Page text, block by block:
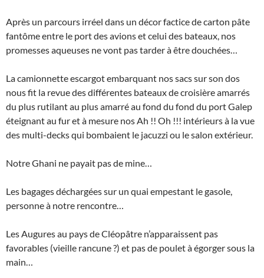
Après un parcours irréel dans un décor factice de carton pâte
fantôme entre le port des avions et celui des bateaux, nos
promesses aqueuses ne vont pas tarder à être douchées…
La camionnette escargot embarquant nos sacs sur son dos
nous fit la revue des différentes bateaux de croisière amarrés
du plus rutilant au plus amarré au fond du fond du port Galep
éteignant au fur et à mesure nos Ah !! Oh !!! intérieurs à la vue
des multi-decks qui bombaient le jacuzzi ou le salon extérieur.
Notre Ghani ne payait pas de mine…
Les bagages déchargées sur un quai empestant le gasole,
personne à notre rencontre…
Les Augures au pays de Cléopâtre n’apparaissent pas
favorables (vieille rancune ?) et pas de poulet à égorger sous la
main…